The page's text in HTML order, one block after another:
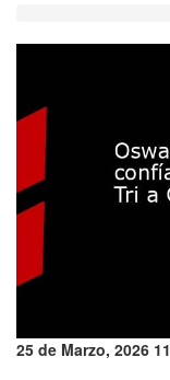
25 de Marzo, 2026